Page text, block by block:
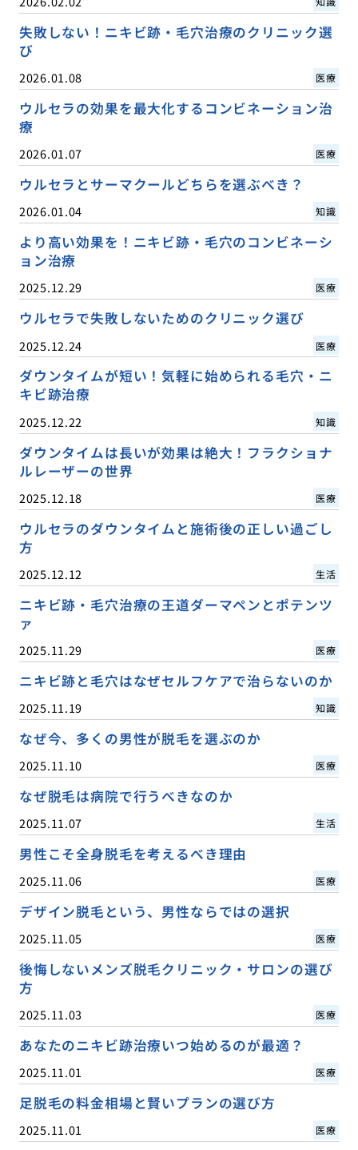
失敗しない！ニキビ跡・毛穴治療のクリニック選
び
2026.01.08 医療
ウルセラの効果を最大化するコンビネーション治
療
2026.01.07 医療
ウルセラとサーマクールどちらを選ぶべき？
2026.01.04 知識
より高い効果を！ニキビ跡・毛穴のコンビネーシ
ョン治療
2025.12.29 医療
ウルセラで失敗しないためのクリニック選び
2025.12.24 医療
ダウンタイムが短い！気軽に始められる毛穴・ニ
キビ跡治療
2025.12.22 知識
ダウンタイムは長いが効果は絶大！フラクショナ
ルレーザーの世界
2025.12.18 医療
ウルセラのダウンタイムと施術後の正しい過ごし
方
2025.12.12 生活
ニキビ跡・毛穴治療の王道ダーマペンとポテンツ
ァ
2025.11.29 医療
ニキビ跡と毛穴はなぜセルフケアで治らないのか
2025.11.19 知識
なぜ今、多くの男性が脱毛を選ぶのか
2025.11.10 医療
なぜ脱毛は病院で行うべきなのか
2025.11.07 生活
男性こそ全身脱毛を考えるべき理由
2025.11.06 医療
デザイン脱毛という、男性ならではの選択
2025.11.05 医療
後悔しないメンズ脱毛クリニック・サロンの選び
方
2025.11.03 医療
あなたのニキビ跡治療いつ始めるのが最適？
2025.11.01 医療
足脱毛の料金相場と賢いプランの選び方
2025.11.01 医療